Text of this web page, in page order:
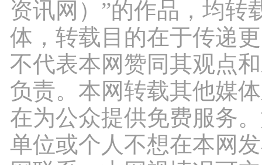
资讯网）”的作品，均转
体，转载目的在于传递
不代表本网赞同其观点
负责。本网转载其他媒
在为公众提供免费服务
单位或个人不想在本网